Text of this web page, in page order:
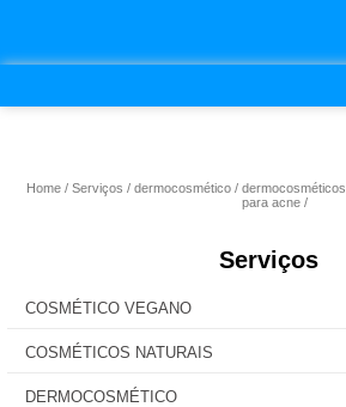
Home Serviços dermocosmético
dermocosméticos
para acne
Serviços
COSMÉTICO VEGANO
COSMÉTICOS NATURAIS
DERMOCOSMÉTICO